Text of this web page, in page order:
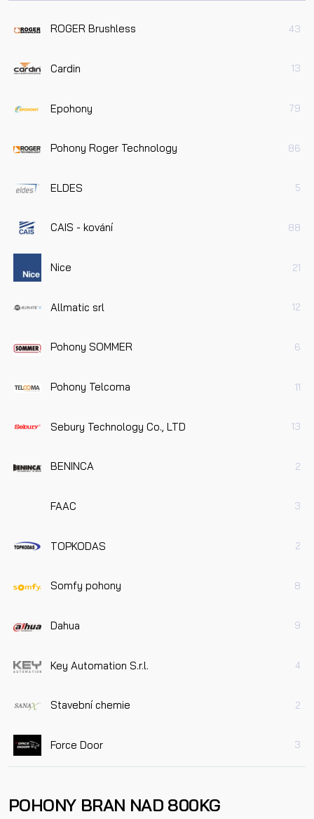
ROGER Brushless 43
Cardin 13
Epohony 79
Pohony Roger Technology 86
ELDES 5
CAIS - kování 88
Nice 21
Allmatic srl 12
Pohony SOMMER 6
Pohony Telcoma 11
Sebury Technology Co., LTD 13
BENINCA 2
FAAC 3
TOPKODAS 2
Somfy pohony 8
Dahua 9
Key Automation S.r.l. 4
Stavební chemie 2
Force Door 3
POHONY BRAN NAD 800KG